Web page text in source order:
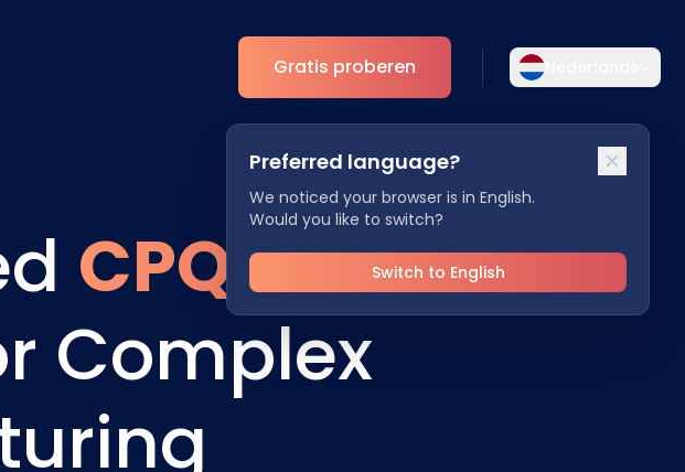
Analytics
Integraties
Partners
Preferred language?
We noticed your browser is in English.
Would you like to switch?
Switch to English
Gratis proberen
Kies uw voorkeurstaal voor een meer
persoonlijke ervaring.
English Deutsch
Español
ES
Dansk
Svenska
CPQ
Complex